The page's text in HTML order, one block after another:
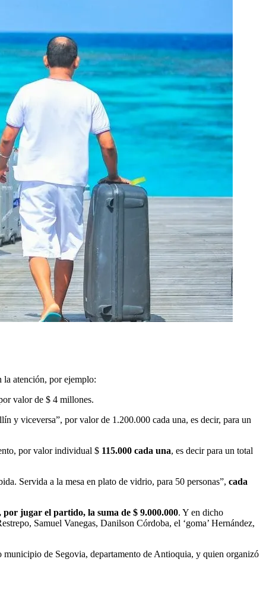
la atención, por ejemplo:
valor de $ 4 millones.
y viceversa”, por valor de 1.200.000 cada una, es decir, para un
por valor individual $ 115.000 cada una, es decir para un total
Servida a la mesa en plato de vidrio, para 50 personas”, cada
jugar el partido, la suma de $ 9.000.000. Y en dicho
Samuel Vanegas, Danilson Córdoba, el ‘goma’ Hernández,
municipio de Segovia, departamento de Antioquia, y quien organizó